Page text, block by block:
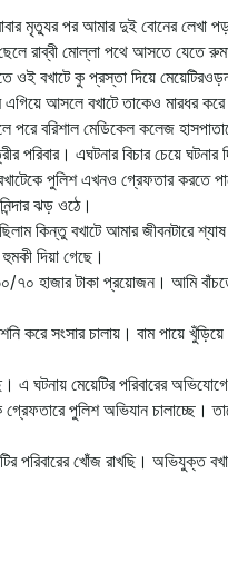
মৃত্যুর পর আমার দুই বোনের লেখা
রাব্বী মোল্লা পথে আসতে যেতে
ওই বখাটে কু প্রস্তা দিয়ে
এগিয়ে আসলে বখাটে তাকেও মারধর
পরে বরিশাল মেডিকেল কলেজ
পরিবার। এঘটনার বিচার চেয়ে ঘটনার
পুলিশ এখনও গ্রেফতার করতে
ঝড় ওঠে।
কিন্তু বখাটে আমার জীবনটারে
দিয়া গেছে।
৭০ হাজার টাকা প্রয়োজন। আমি
করে সংসার চালায়। বাম পায়ে খুঁড়িয়ে
ঘটনায় মেয়েটির পরিবারের
পুলিশ অভিযান চালাচ্ছে।
পরিবারের খোঁজ রাখছি। অভিযুক্ত